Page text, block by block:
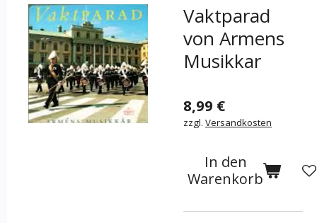
Vaktparad
von Armens
Musikkar
8,99 €
zzgl. Versandkosten
In den
Warenkorb